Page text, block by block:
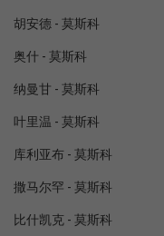
胡安德 - 莫斯科
奥什 - 莫斯科
纳曼甘 - 莫斯科
叶里温 - 莫斯科
库利亚布 - 莫斯科
撒马尔罕 - 莫斯科
比什凯克 - 莫斯科